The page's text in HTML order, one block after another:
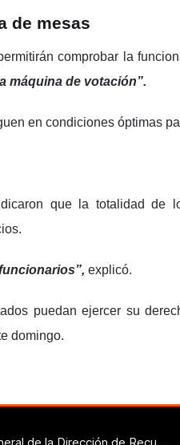
de mesas
comprobar la
máquina de votación”.
en condiciones óptimas
que la totalidad de
explicó.
puedan ejercer su
domingo.